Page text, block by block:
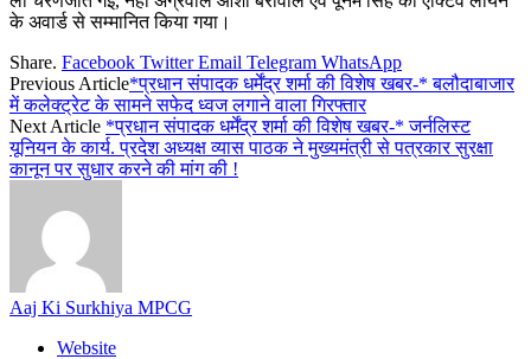
के अवार्ड से सम्मानित किया गया।
Share. Facebook Twitter Email Telegram WhatsApp
Previous Article*प्रधान संपादक धर्मेंद्र शर्मा की विशेष खबर-* बलौदाबाजार
में कलेक्ट्रेट के सामने सफेद ध्वज लगाने वाला गिरफ्तार
Next Article *प्रधान संपादक धर्मेंद्र शर्मा की विशेष खबर-* जर्नलिस्ट
यूनियन के कार्य. प्रदेश अध्यक्ष व्यास पाठक ने मुख्यमंत्री से पत्रकार सुरक्षा
कानून पर सुधार करने की मांग की !
Aaj Ki Surkhiya MPCG
Website